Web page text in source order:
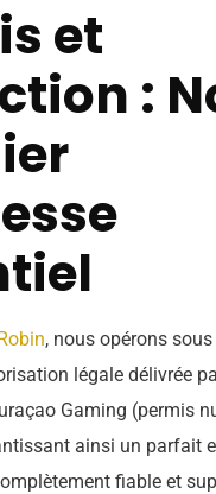
et
:
, nous opérons
légale délivrée
Gaming (permis
ainsi un parfait
fiable et